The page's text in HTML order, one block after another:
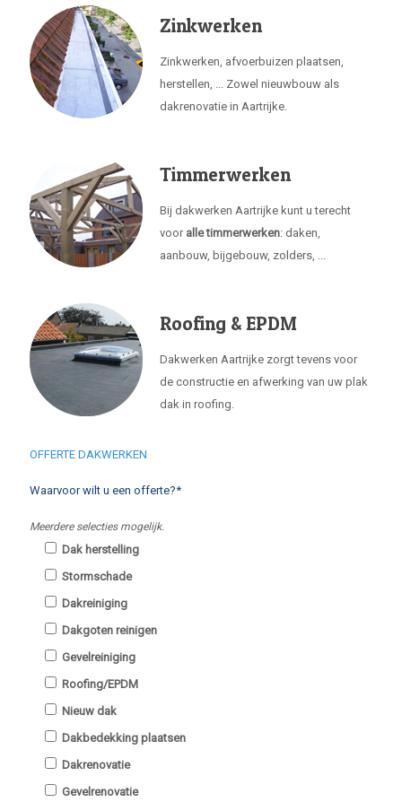
Zinkwerken
Zinkwerken, afvoerbuizen plaatsen,
herstellen, ... Zowel nieuwbouw als
dakrenovatie in Aartrijke.
Timmerwerken
Bij dakwerken Aartrijke kunt u terecht
voor alle timmerwerken: daken,
aanbouw, bijgebouw, zolders, ...
Roofing & EPDM
Dakwerken Aartrijke zorgt tevens voor
de constructie en afwerking van uw plak
dak in roofing.
OFFERTE DAKWERKEN
Waarvoor wilt u een offerte?*
Meerdere selecties mogelijk.
Dak herstelling
Stormschade
Dakreiniging
Dakgoten reinigen
Gevelreiniging
Roofing/EPDM
Nieuw dak
Dakbedekking plaatsen
Dakrenovatie
Gevelrenovatie